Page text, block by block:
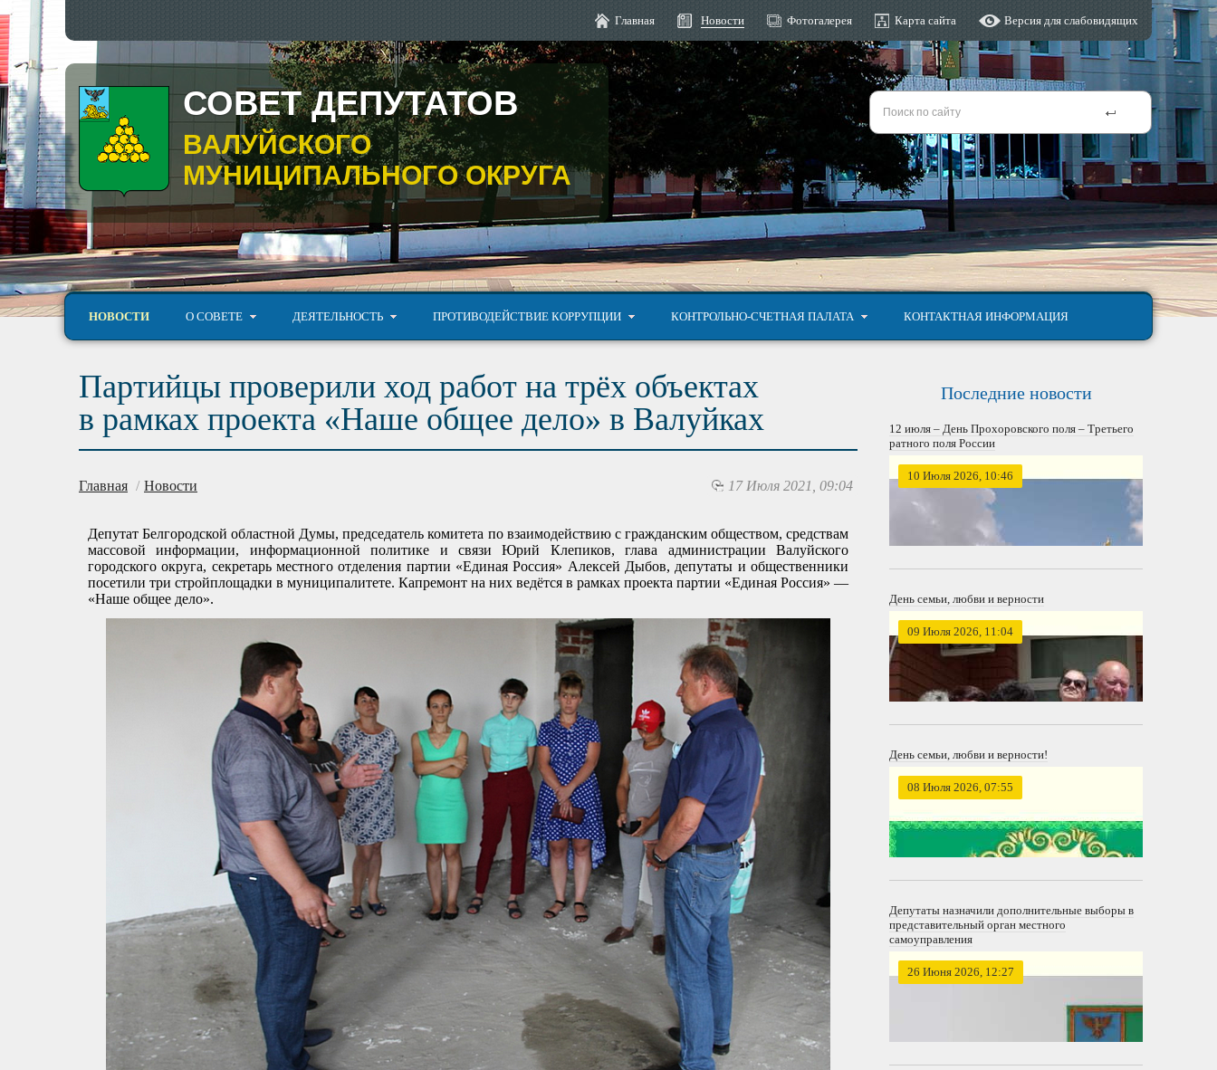
Главная Новости Фотогалерея Карта сайта Версия для слабовидящих
СОВЕТ ДЕПУТАТОВ
ВАЛУЙСКОГО
МУНИЦИПАЛЬНОГО ОКРУГА
НОВОСТИ О СОВЕТЕ ДЕЯТЕЛЬНОСТЬ ПРОТИВОДЕЙСТВИЕ КОРРУПЦИИ КОНТРОЛЬНО-СЧЕТНАЯ ПАЛАТА КОНТАКТНАЯ ИНФОРМАЦИЯ
Партийцы проверили ход работ на трёх объектах
в рамках проекта «Наше общее дело» в Валуйках
Главная / Новости 17 Июля 2021, 09:04
Депутат Белгородской областной Думы, председатель комитета по взаимодействию с гражданским обществом, средствам
массовой информации, информационной политике и связи Юрий Клепиков, глава администрации Валуйского
городского округа, секретарь местного отделения партии «Единая Россия» Алексей Дыбов, депутаты и общественники
посетили три стройплощадки в муниципалитете. Капремонт на них ведётся в рамках проекта партии «Единая Россия» —
«Наше общее дело».
Последние новости
12 июля – День Прохоровского поля – Третьего
ратного поля России
10 Июля 2026, 10:46
День семьи, любви и верности
09 Июля 2026, 11:04
День семьи, любви и верности!
08 Июля 2026, 07:55
Депутаты назначили дополнительные выборы в
представительный орган местного
самоуправления
26 Июня 2026, 12:27